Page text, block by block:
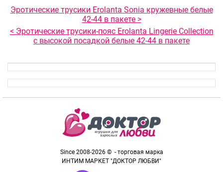
Эротические трусики Erolanta Sonia кружевные белые
42-44 в пакете >
< Эротические трусики-пояс Erolanta Lingerie Collection
с высокой посадкой белые 42-44 в пакете
Since 2008-2026 © - торговая марка
ИНТИМ МАРКЕТ "ДОКТОР ЛЮБВИ"